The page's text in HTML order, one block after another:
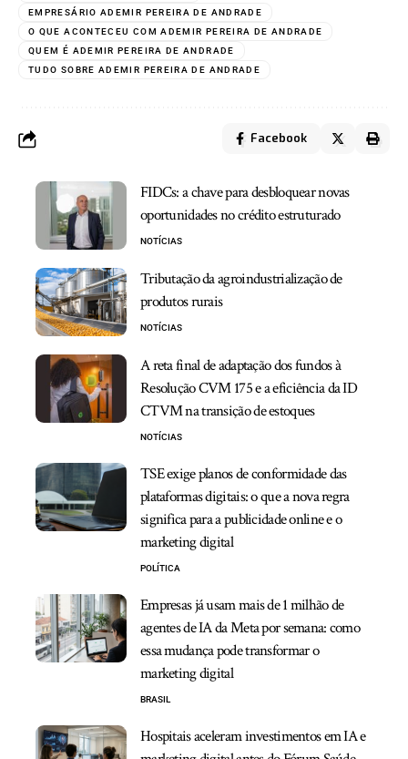
EMPRESÁRIO ADEMIR PEREIRA DE ANDRADE
O QUE ACONTECEU COM ADEMIR PEREIRA DE ANDRADE
QUEM É ADEMIR PEREIRA DE ANDRADE
TUDO SOBRE ADEMIR PEREIRA DE ANDRADE
Facebook
FIDCs: a chave para desbloquear novas
oportunidades no crédito estruturado
NOTÍCIAS
Tributação da agroindustrialização de
produtos rurais
NOTÍCIAS
A reta final de adaptação dos fundos à
Resolução CVM 175 e a eficiência da ID
CTVM na transição de estoques
NOTÍCIAS
TSE exige planos de conformidade das
plataformas digitais: o que a nova regra
significa para a publicidade online e o
marketing digital
POLÍTICA
Empresas já usam mais de 1 milhão de
agentes de IA da Meta por semana: como
essa mudança pode transformar o
marketing digital
BRASIL
Hospitais aceleram investimentos em IA e